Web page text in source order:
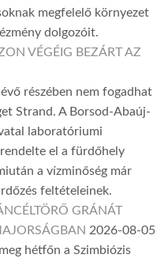
megfelelő környezet
dolgozóit.
VÉGÉIG BEZÁRT AZ
részében nem fogadhat
Strand. A Borsod-Abaúj-
laboratóriumi
el a fürdőhely
a vízminőség már
feltételeinek.
GRÁNÁT
2026-08-05
hétfőn a Szimbiózis